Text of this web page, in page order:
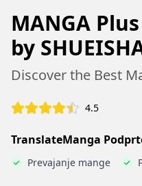
MANGA Plus
by
Discover the Best
4.5
TranslateManga
Prevajanje mange